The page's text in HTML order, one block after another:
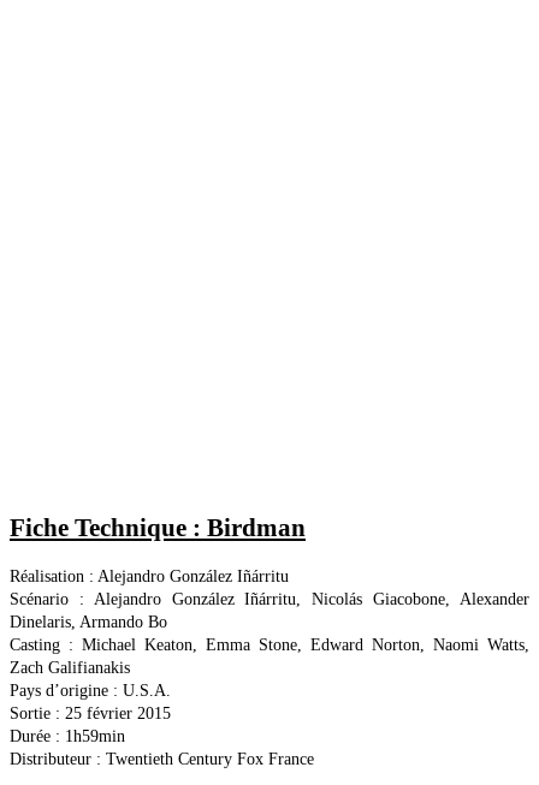
Fiche Technique : Birdman
Réalisation : Alejandro González Iñárritu
Scénario : Alejandro González Iñárritu, Nicolás Giacobone, Alexander
Dinelaris, Armando Bo
Casting : Michael Keaton, Emma Stone, Edward Norton, Naomi Watts,
Zach Galifianakis
Pays d’origine : U.S.A.
Sortie : 25 février 2015
Durée : 1h59min
Distributeur : Twentieth Century Fox France